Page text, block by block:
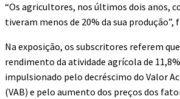
“Os agricultores, nos últimos dois anos,
tiveram menos de 20% da sua produção”,
Na exposição, os subscritores referem
rendimento da atividade agrícola de
impulsionado pelo decréscimo do Valor
(VAB) e pelo aumento dos preços dos